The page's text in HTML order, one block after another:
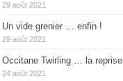
29 août 2021
Un vide grenier … enfin !
29 août 2021
Occitane Twirling … la reprise
24 août 2021